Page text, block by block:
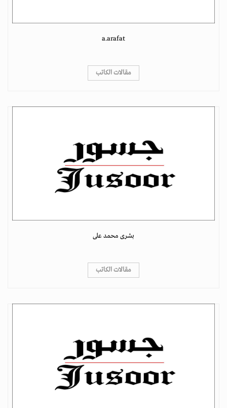
a.arafat
مقالات الكاتب
بشرى محمد على
مقالات الكاتب